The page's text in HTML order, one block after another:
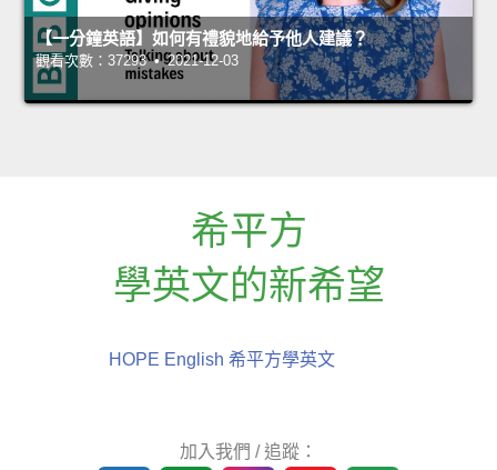
【一分鐘英語】如何有禮貌地給予他人建議？
觀看次數：37293 • 2021-12-03
希平方
學英文的新希望
HOPE English 希平方學英文
加入我們 / 追蹤：